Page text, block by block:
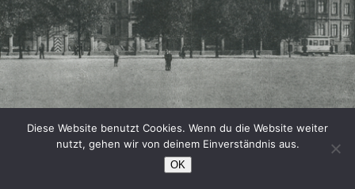
04.09.2024, HANAU
Diese Website benutzt Cookies. Wenn du die Website weiter
nutzt, gehen wir von deinem Einverständnis aus.
OK